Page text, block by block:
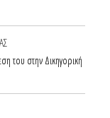
του στην Δικηγορική